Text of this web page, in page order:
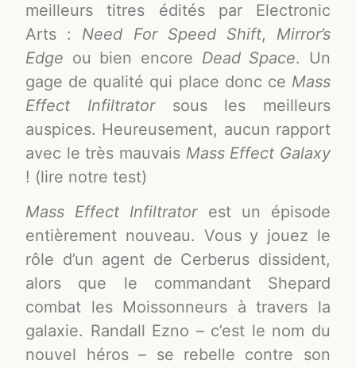
meilleurs titres édités par Electronic
Arts : Need For Speed Shift, Mirror’s
Edge ou bien encore Dead Space. Un
gage de qualité qui place donc ce Mass
Effect Infiltratorsous les meilleurs
auspices. Heureusement, aucun rapport
avec le très mauvais Mass Effect Galaxy
! (lire notre test)
Mass Effect Infiltratorest un épisode
entièrement nouveau. Vous y jouez le
rôle d’un agent de Cerberus dissident,
alors que le commandant Shepard
combat les Moissonneurs à travers la
galaxie. Randall Ezno – c’est le nom du
nouvel héros – se rebelle contre son